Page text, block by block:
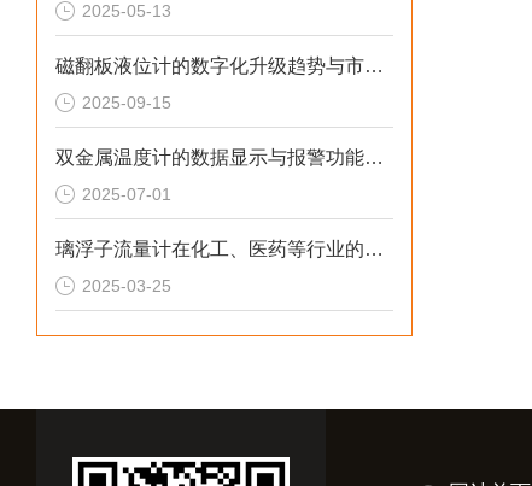
2025-05-13
磁翻板液位计的数字化升级趋势与市场前景：技术解析与原理解析
2025-09-15
双金属温度计的数据显示与报警功能设计
2025-07-01
璃浮子流量计在化工、医药等行业的流量监测利用
2025-03-25